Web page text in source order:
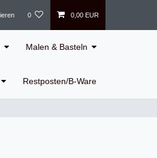
0 0,00 EUR
Malen & Basteln
Restposten/B-Ware